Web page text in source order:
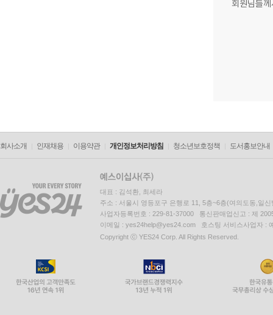
회원님들
회사소개 인재채용 이용약관 개인정보처리방침 청소년보호정책 도서홍보안내
대표 : 김석환, 최세라
주소 : 서울시 영등포구 은행로 11, 5층~6층(여의도동,일신
사업자등록번호 : 229-81-37000 통신판매업신고 : 제
이메일 : yes24help@yes24.com 호스팅 서비스사업자 :
Copyright ⓒ YES24 Corp. All Rights Reserved.